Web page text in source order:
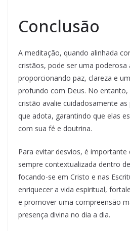
Conclusão
A meditação, quando alinhada
cristãos, pode ser uma poderosa
proporcionando paz, clareza e
profundo com Deus. No entanto,
cristão avalie cuidadosamente
que adota, garantindo que elas
com sua fé e doutrina.
Para evitar desvios, é
sempre contextualizada dentro
focando-se em Cristo e nas
enriquecer a vida espiritual,
e promover uma compreensão
presença divina no dia a dia.